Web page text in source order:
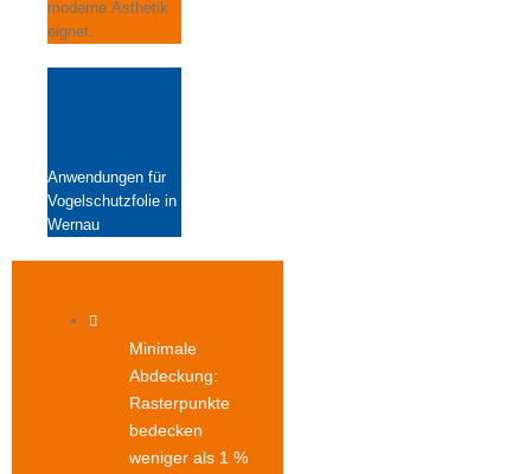
moderne Ästhetik
eignet.
Anwendungen für
Vogelschutzfolie in
Wernau
Minimale
Abdeckung:
Rasterpunkte
bedecken
weniger als 1 %